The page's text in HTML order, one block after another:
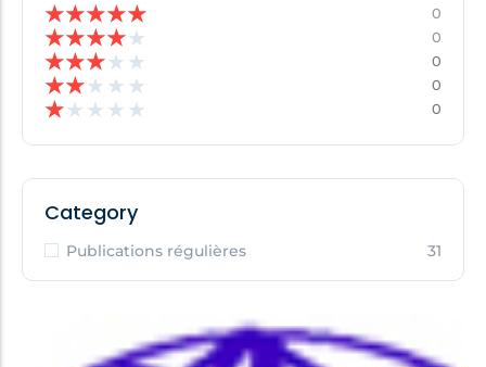
★★★★★ 0
★★★★★ 0
★★★★ ★ 0
★★★ ★ ★ 0
★★ ★ ★ ★ 0
Category
Publications régulières 31